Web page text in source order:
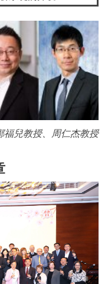
兒教授、周仁杰教授